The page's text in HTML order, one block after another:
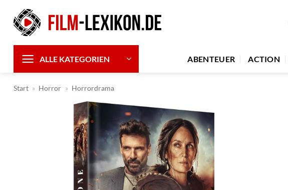
Inhalt
springen
ALLE KATEGORIEN ABENTEUER ACTION
Start » Horror » Horrordrama